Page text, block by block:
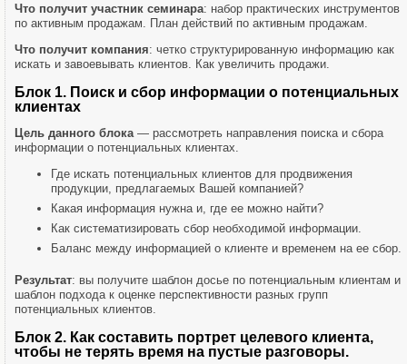
Что получит участник семинара: набор практических инструментов
по активным продажам. План действий по активным продажам.
Что получит компания: четко структурированную информацию как
искать и завоевывать клиентов. Как увеличить продажи.
Блок 1. Поиск и сбор информации о потенциальных
клиентах
Цель данного блока — рассмотреть направления поиска и сбора
информации о потенциальных клиентах.
Где искать потенциальных клиентов для продвижения
продукции, предлагаемых Вашей компанией?
Какая информация нужна и, где ее можно найти?
Как систематизировать сбор необходимой информации.
Баланс между информацией о клиенте и временем на ее сбор.
Результат: вы получите шаблон досье по потенциальным клиентам и
шаблон подхода к оценке перспективности разных групп
потенциальных клиентов.
Блок 2. Как составить портрет целевого клиента,
чтобы не терять время на пустые разговоры.